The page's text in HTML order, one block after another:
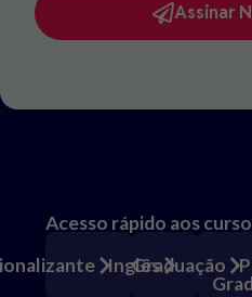
Assinar
Acesso rápido aos
Inglês
Graduação